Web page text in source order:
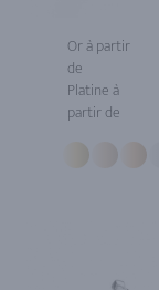
Or à partir
de
Platine à
partir de